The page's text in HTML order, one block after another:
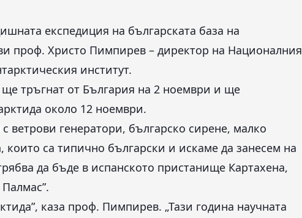
експедиция на българската база на
проф. Христо Пимпирев – директор на Националния
институт.
тръгнат от България на 2 ноември и ще
около 12 ноември.
ветрови генератори, българско сирене, малко
са типично български и искаме да занесем на
да бъде в испанското пристанище Картахена,
каза проф. Пимпирев. „Тази година научната